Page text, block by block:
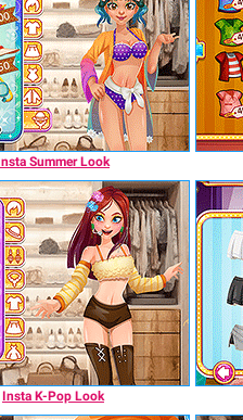
Summer Look
Insta K-Pop Look